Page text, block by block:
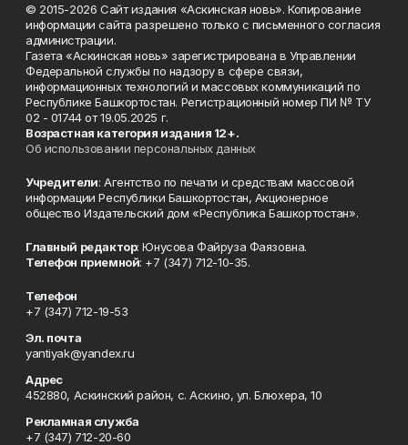
© 2015-2026 Сайт издания «Аскинская новь». Копирование
информации сайта разрешено только с письменного согласия
администрации.
Газета «Аскинская новь» зарегистрирована в Управлении
Федеральной службы по надзору в сфере связи,
информационных технологий и массовых коммуникаций по
Республике Башкортостан. Регистрационный номер ПИ № ТУ
02 - 01744 от 19.05.2025 г.
Возрастная категория издания 12+.
Об использовании персональных данных
Учредители: Агентство по печати и средствам массовой
информации Республики Башкортостан, Акционерное
общество Издательский дом «Республика Башкортостан».
Главный редактор: Юнусова Файруза Фаязовна.
Телефон приемной: +7 (347) 712-10-35.
Телефон
+7 (347) 712-19-53
Эл. почта
yantiyak@yandex.ru
Адрес
452880, Аскинский район, с. Аскино, ул. Блюхера, 10
Рекламная служба
+7 (347) 712-20-60